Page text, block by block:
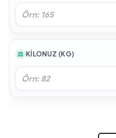
KILONUZ (KG)